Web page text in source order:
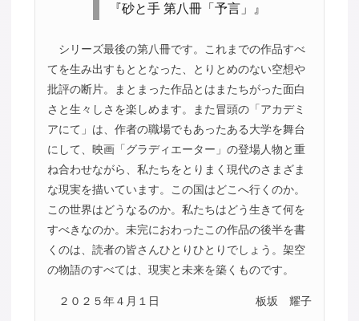
『砂と手 第八冊「予言」』
シリーズ最後の第八冊です。これまでの作品すべ
てを生み出すもととなった、とりとめのない空想や
批評の断片。まとまった作品とはまたちがった面白
さと生々しさを楽しめます。また冒頭の「アカデミ
アにて」は、作者の職場でもあったある大学を舞台
にして、映画「グラディエーター」の登場人物と重
ね合わせながら、私たちをとりまく現代のさまざま
な現実を描いています。この国はどこへ行くのか。
この世界はどうなるのか。私たちはどう生きて何を
すべきなのか。未完におわったこの作品の後半を書
くのは、読者の皆さんひとりひとりでしょう。架空
の物語のすべては、現実と未来を築くものです。
２０２５年４月１日 板坂 耀子